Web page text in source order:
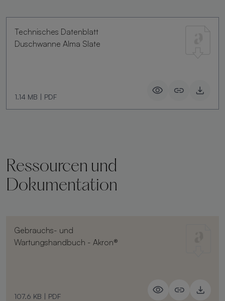
Technisches Datenblatt
Duschwanne Alma Slate
1.14 MB | PDF
Ressourcen und
Dokumentation
Gebrauchs- und
Wartungshandbuch - Akron®
107.6 KB | PDF